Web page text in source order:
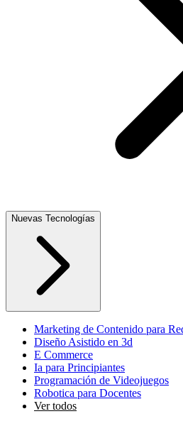
Nuevas Tecnologías
Marketing de Contenido para
Diseño Asistido en 3d
E Commerce
Ia para Principiantes
Programación de Videojuegos
Robotica para Docentes
Ver todos